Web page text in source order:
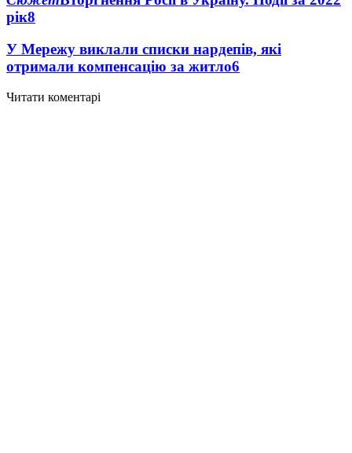
рік8
У Мережу виклали списки нардепів, які
отримали компенсацію за житло6
Читати коментарі